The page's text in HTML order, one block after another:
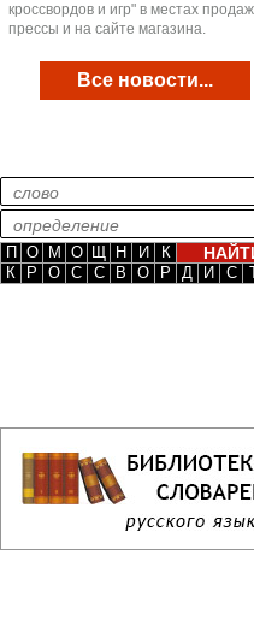
кроссвордов и игр" в местах
прессы и на сайте магазина.
Все новости...
П О М О Щ Н И
К
К
Р О С С В О Р Д И С